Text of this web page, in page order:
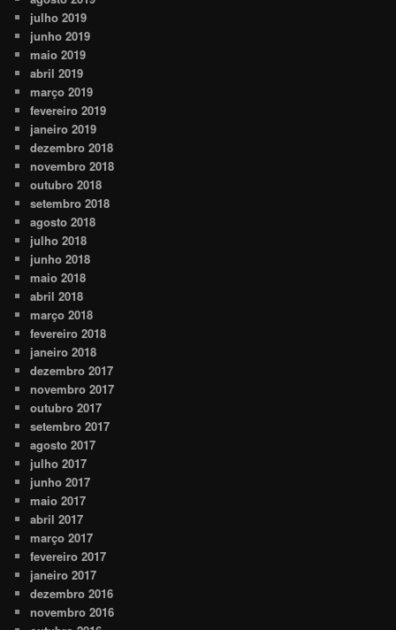
julho 2019
junho 2019
maio 2019
abril 2019
março 2019
fevereiro 2019
janeiro 2019
dezembro 2018
novembro 2018
outubro 2018
setembro 2018
agosto 2018
julho 2018
junho 2018
maio 2018
abril 2018
março 2018
fevereiro 2018
janeiro 2018
dezembro 2017
novembro 2017
outubro 2017
setembro 2017
agosto 2017
julho 2017
junho 2017
maio 2017
abril 2017
março 2017
fevereiro 2017
janeiro 2017
dezembro 2016
novembro 2016